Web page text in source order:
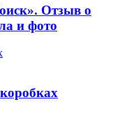
Отзыв о
и фото